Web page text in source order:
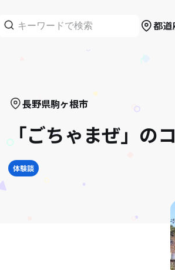
都道
長野県駒ヶ根市
「ごちゃまぜ」の
体験談